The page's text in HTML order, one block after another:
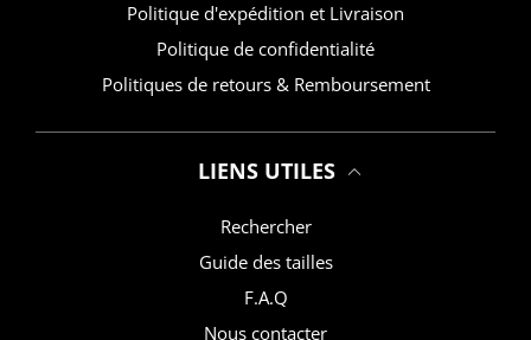
Politique d'expédition et Livraison
Politique de confidentialité
Politiques de retours & Remboursement
LIENS UTILES
Rechercher
Guide des tailles
F.A.Q
Nous contacter